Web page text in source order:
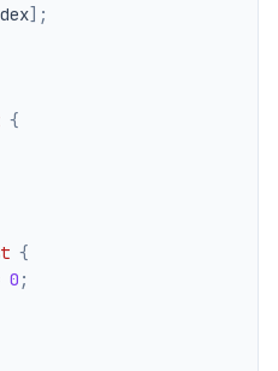
] ;
{
{
0 ;